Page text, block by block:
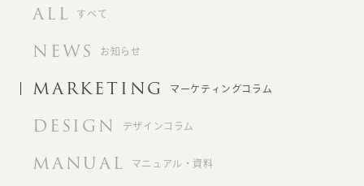
ALL すべて
NEWS お知らせ
MARKETING マーケティングコラム
DESIGN デザインコラム
MANUAL マニュアル・資料